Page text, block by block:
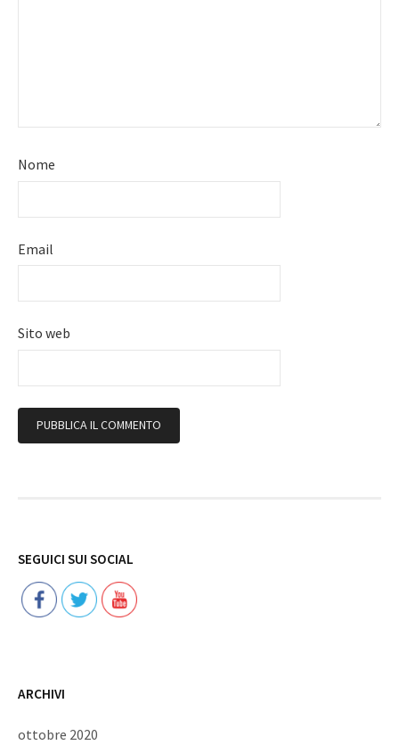
Nome
Email
Sito web
SEGUICI SUI SOCIAL
ARCHIVI
ottobre 2020